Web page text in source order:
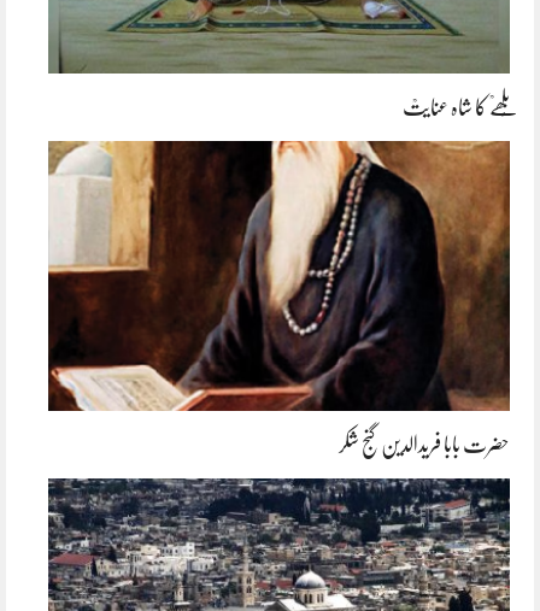
بُلھےؒ کا شاہ عنایتؒ
حضرت بابا فریدالدین گنج شکر